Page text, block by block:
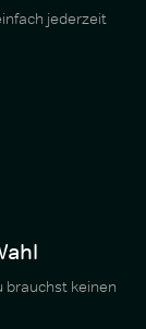
jederzeit
brauchst keinen